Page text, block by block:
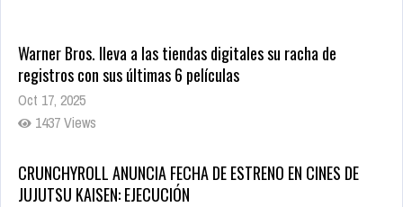
Warner Bros. lleva a las tiendas digitales su racha de
registros con sus últimas 6 películas
Oct 17, 2025
1437 Views
CRUNCHYROLL ANUNCIA FECHA DE ESTRENO EN CINES DE
JUJUTSU KAISEN: EJECUCIÓN